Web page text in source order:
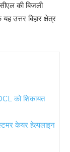
की बिजली
उत्तर बिहार क्षेत्र
को शिकायत
केयर हेल्पलाइन